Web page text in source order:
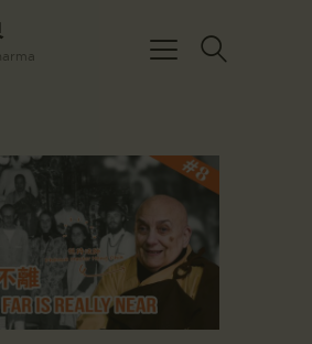
品第三十九 ☀️
師 (Rev. Heng
30 - 14：00
Time
Every Sat
链接：
：84914586289
:
地】方式加入會
Got it!